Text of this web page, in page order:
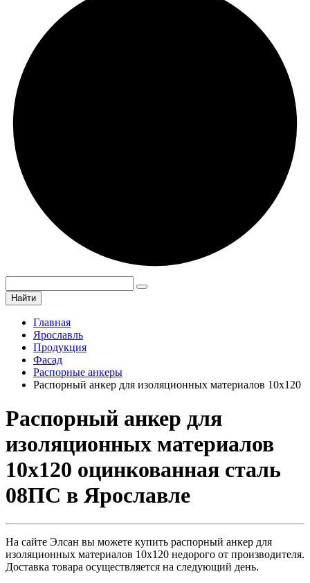
Найти
Главная
Ярославль
Продукция
Фасад
Распорные анкеры
Распорный анкер для изоляционных материалов 10х120
Распорный анкер для
изоляционных материалов
10х120 оцинкованная сталь
08ПС в Ярославле
На сайте Элсан вы можете купить распорный анкер для
изоляционных материалов 10х120 недорого от производителя.
Доставка товара осуществляется на следующий день.